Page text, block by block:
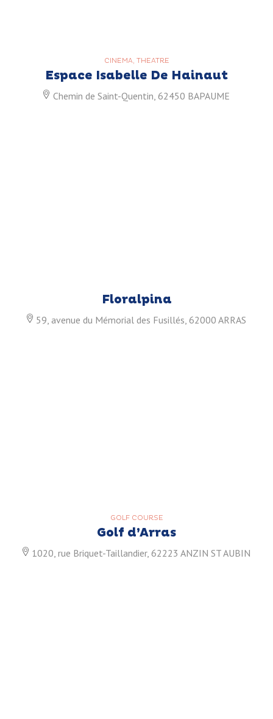
CINEMA, THEATRE
Espace Isabelle De Hainaut
Chemin de Saint-Quentin, 62450 BAPAUME
Floralpina
59, avenue du Mémorial des Fusillés, 62000 ARRAS
GOLF COURSE
Golf d’Arras
1020, rue Briquet-Taillandier, 62223 ANZIN ST AUBIN